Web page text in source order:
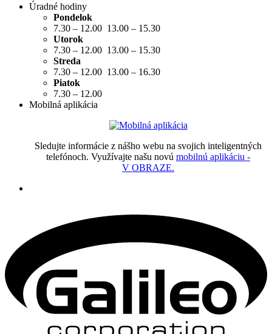
Úradné hodiny
Pondelok
7.30 – 12.00 13.00 – 15.30
Utorok
7.30 – 12.00 13.00 – 15.30
Streda
7.30 – 12.00 13.00 – 16.30
Piatok
7.30 – 12.00
Mobilná aplikácia
Sledujte informácie z nášho webu na svojich inteligentných
telefónoch. Využívajte našu novú mobilnú aplikáciu -
V OBRAZE.